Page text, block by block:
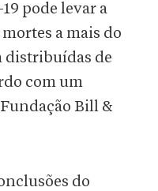
pode levar a
a mais do
distribuídas de
com um
Bill &
do